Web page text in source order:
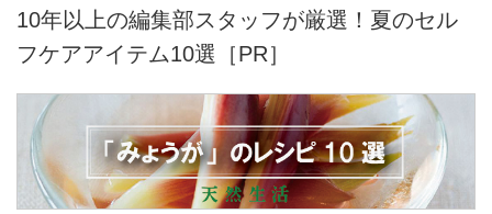
10年以上の編集部スタッフが厳選！夏のセル
フケアアイテム10選［PR］